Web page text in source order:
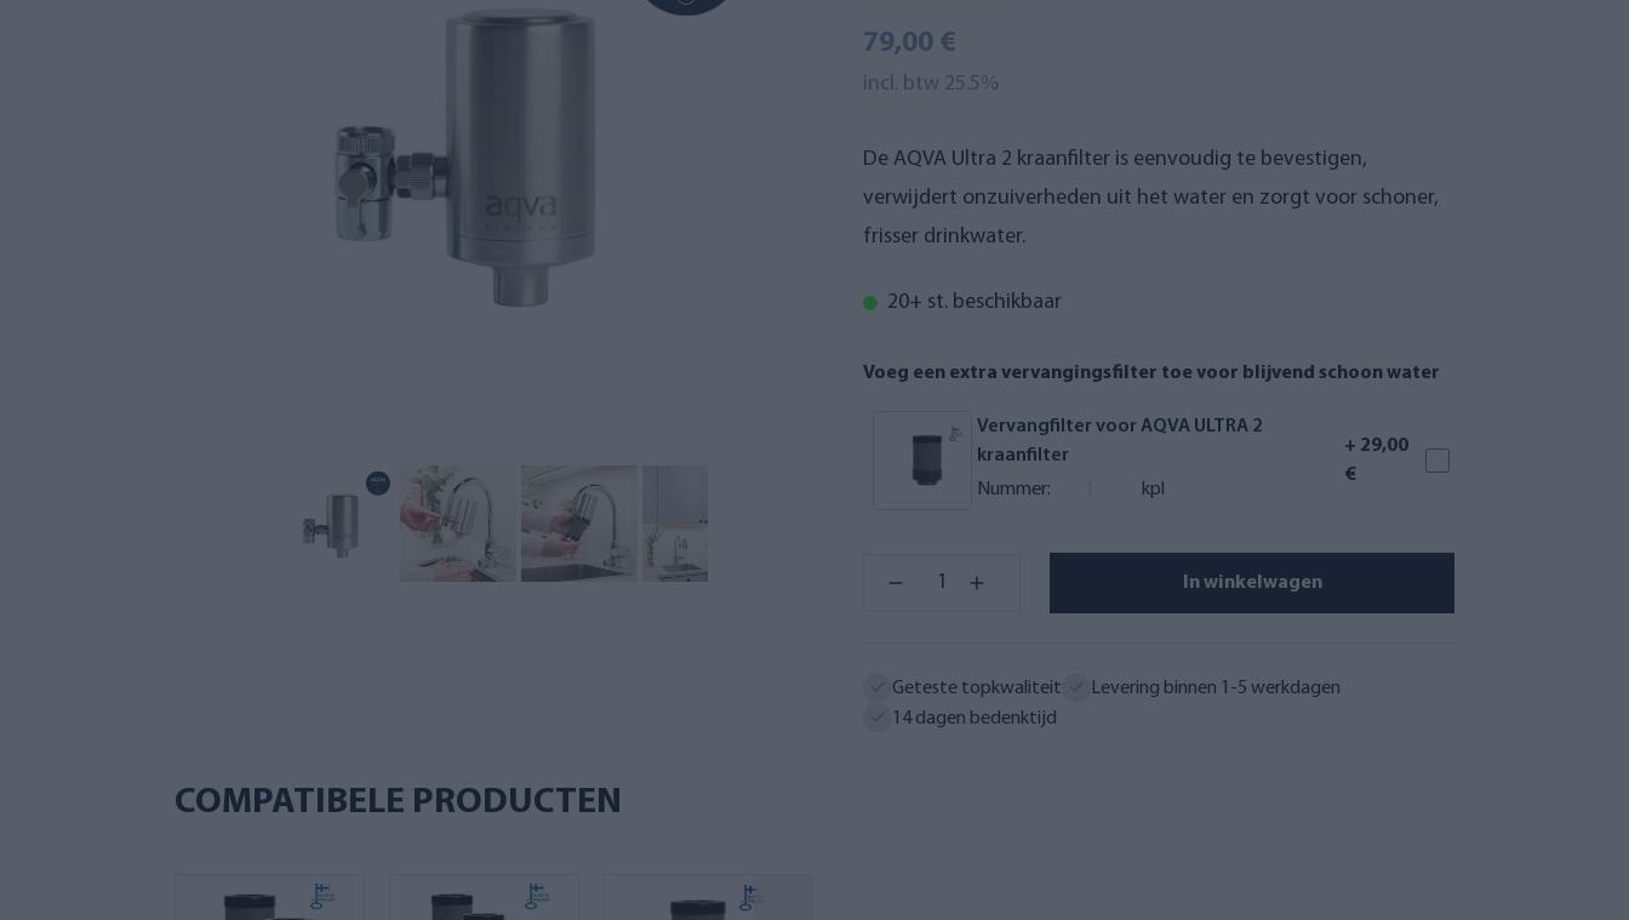
79,00 €
incl. btw 25.5%
De AQVA Ultra 2 kraanfilter is eenvoudig te bevestigen,
verwijdert onzuiverheden uit het water en zorgt voor schoner,
frisser drinkwater.
20+ st. beschikbaar
Voeg een extra vervangingsfilter toe voor blijvend schoon water
Vervangfilter voor AQVA ULTRA 2
kraanfilter
Nummer:
kpl
+ 29,00
€
In winkelwagen
Geteste topkwaliteit
Levering binnen 1-5 werkdagen
14 dagen bedenktijd
COMPATIBELE PRODUCTEN